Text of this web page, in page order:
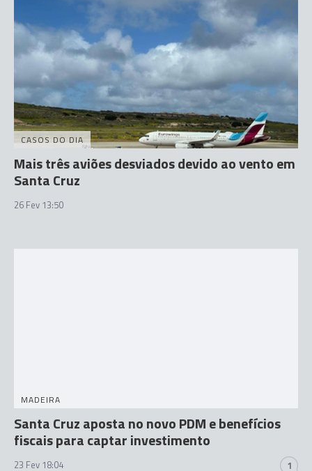
CASOS DO DIA
Mais três aviões desviados devido ao vento em
Santa Cruz
26 Fev 13:50
MADEIRA
Santa Cruz aposta no novo PDM e benefícios
fiscais para captar investimento
23 Fev 18:04 1